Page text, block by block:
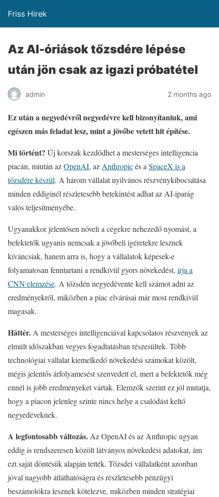
Friss Hirek
Az AI-óriások tőzsdére lépése
után jön csak az igazi próbatétel
admin 2 months ago
Ez után a negyedévről negyedévre kell bizonyítaniuk, ami
egészen más feladat lesz, mint a jövőbe vetett hit építése.
Mi történt? Új korszak kezdődhet a mesterséges intelligencia
piacán, miután azOpenAI, az Anthropicés a SpaceX is a
tőzsdére készül. A három vállalat nyilvános részvénykibocsátása
minden eddiginél részletesebb betekintést adhat az AI-iparág
valós teljesítményébe.
Ugyanakkor jelentősen növeli a cégekre nehezedő nyomást, a
befektetők ugyanis nemcsak a jövőbeli ígéretekre lesznek
kíváncsiak, hanem arra is, hogy a vállalatok képesek-e
folyamatosan fenntartani a rendkívül gyors növekedést, írja a
CNN elemzése. A tőzsdén negyedévente kell számot adni az
eredményekről, miközben a piac elvárásai már most rendkívül
magasak.
Háttér. A mesterséges intelligenciával kapcsolatos részvények az
elmúlt időszakban vegyes fogadtatásban részesültek. Több
technológiai vállalat kiemelkedő növekedési számokat közölt,
mégis jelentős árfolyamesést szenvedett el, mert a befektetők még
ennél is jobb eredményeket vártak. Elemzők szerint ez jól mutatja,
hogy a piacon jelenleg szinte nincs helye a csalódást keltő
negyedéveknek.
A legfontosabb változás. Az OpenAI és az Anthropic ugyan
eddig is rendszeresen közölt látványos növekedési adatokat, ám
ezt saját döntésük alapján tették. Tőzsdei vállalatként azonban
jóval nagyobb átláthatóságra és részletesebb pénzügyi
beszámolókra lesznek kötelezve, miközben minden stratégiai